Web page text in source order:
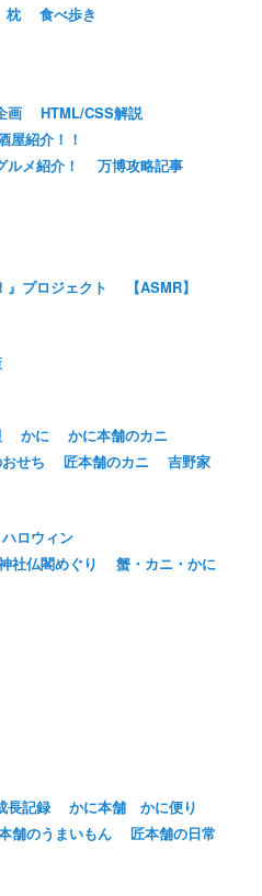
枕
食べ歩き
画
HTML/CSS解説
屋紹介！！
メ紹介！
万博攻略記事
』プロジェクト
【ASMR】
かに
かに本舗のカニ
せち 匠本舗のカニ
吉野家
ハロウィン
社仏閣めぐり
蟹・カニ・かに
長記録
かに本舗 かに便り
舗のうまいもん
匠本舗の日常